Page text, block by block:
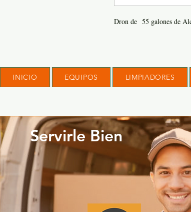
Dron de 55 galones de
INICIO EQUIPOS LIMPIADORES
Servirle Bien